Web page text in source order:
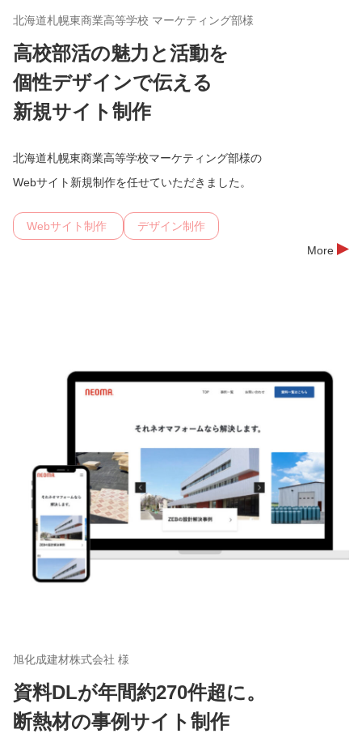
北海道札幌東商業高等学校 マーケティング部様
高校部活の魅力と活動を
個性デザインで伝える
新規サイト制作
北海道札幌東商業高等学校マーケティング部様の
Webサイト新規制作を任せていただきました。
Webサイト制作
デザイン制作
More
旭化成建材株式会社 様
資料DLが年間約270件超に。
断熱材の事例サイト制作